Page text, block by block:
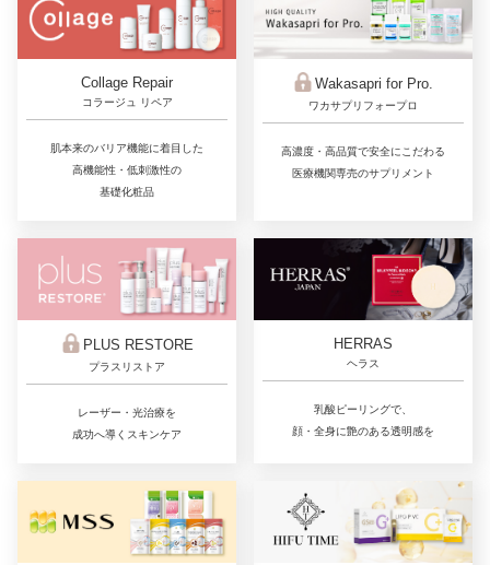
Collage Repair
コラージュ リペア
肌本来のバリア機能に着目した
高機能性・低刺激性の
基礎化粧品
Wakasapri for Pro.
ワカサプリフォープロ
高濃度・高品質で安全にこだわる
医療機関専売のサプリメント
PLUS RESTORE
プラスリストア
レーザー・光治療を
成功へ導くスキンケア
HERRAS
ヘラス
乳酸ピーリングで、
顔・全身に艶のある透明感を